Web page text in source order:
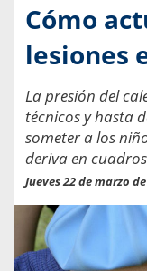
Cómo
lesiones
La presión del
técnicos y hasta
someter a los
deriva en
Jueves 22 de marzo